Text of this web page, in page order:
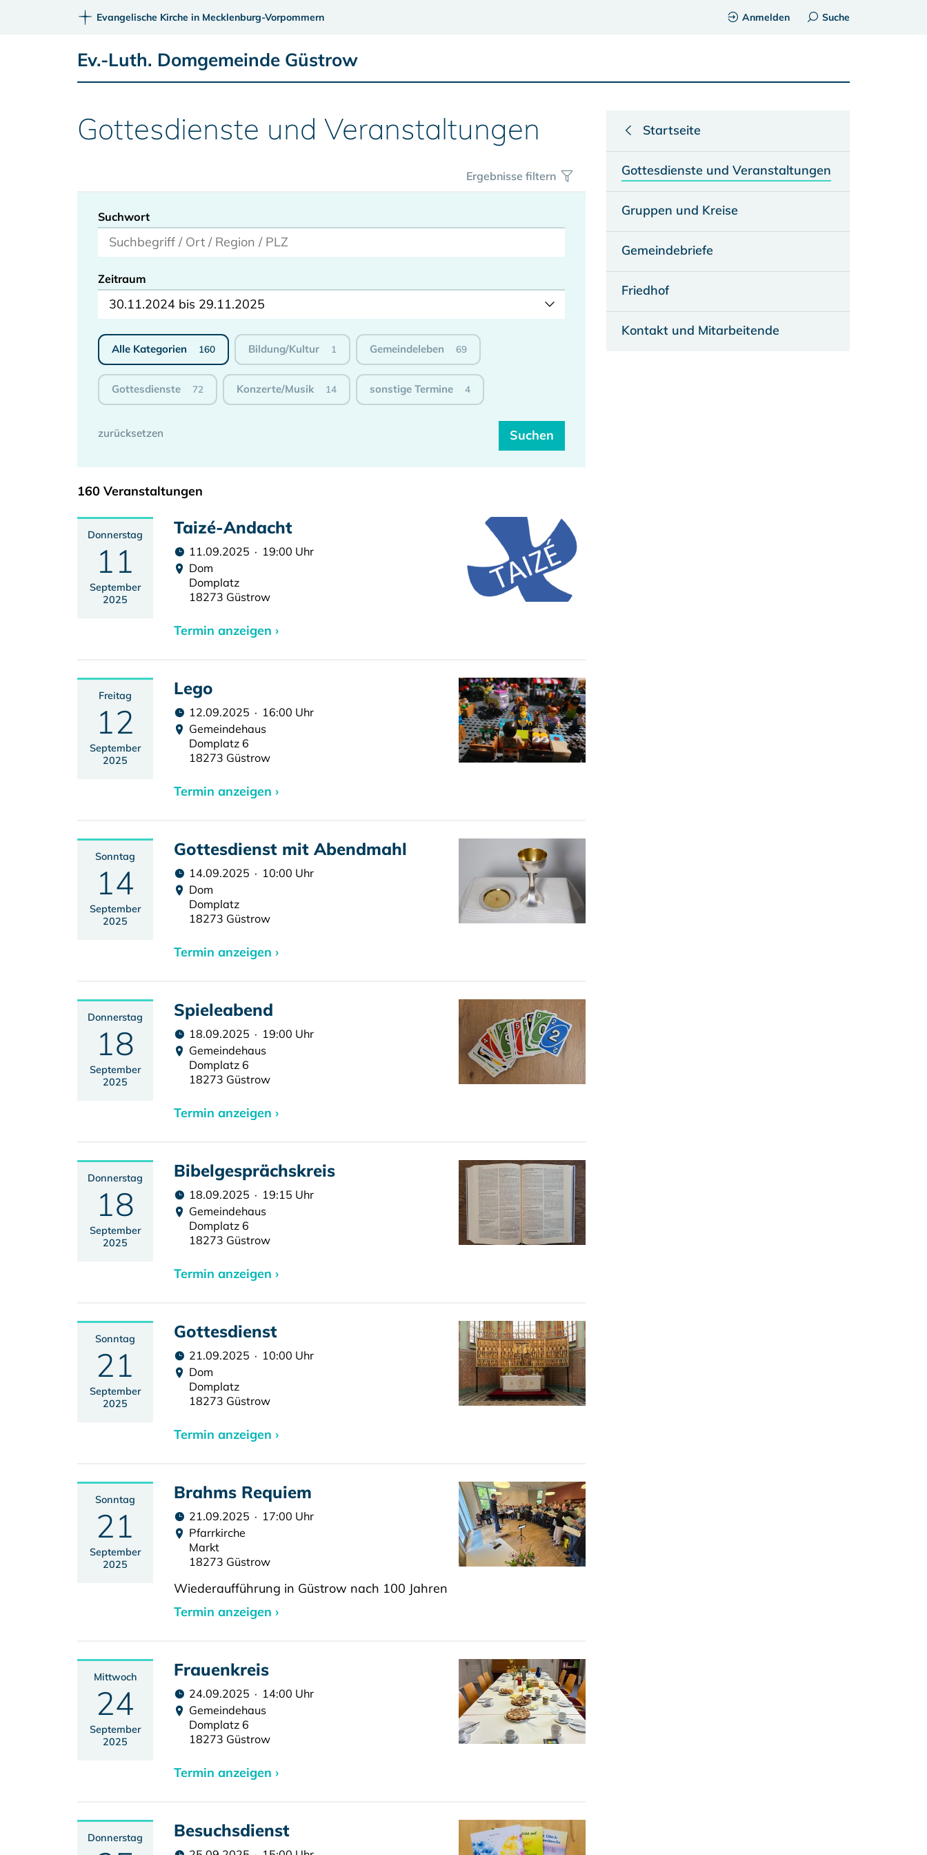
Evangelische Kirche in Mecklenburg-Vorpommern Anmelden Suche
Ev.-Luth. Domgemeinde Güstrow
Gottesdienste und Veranstaltungen
Ergebnisse filtern
Suchwort
Zeitraum
30.11.2024 bis 29.11.2025
Alle Kategorien 160 Bildung/Kultur 1 Gemeindeleben 69
Gottesdienste 72 Konzerte/Musik 14 sonstige Termine 4
160 Veranstaltungen
Donnerstag
11
September
2025
Taizé-Andacht
11.09.2025 · 19:00 Uhr
Dom
Domplatz
18273 Güstrow
Termin anzeigen ›
Freitag
12
September
2025
Lego
12.09.2025 · 16:00 Uhr
Gemeindehaus
Domplatz 6
18273 Güstrow
Termin anzeigen ›
Sonntag
14
September
2025
Gottesdienst mit Abendmahl
14.09.2025 · 10:00 Uhr
Dom
Domplatz
18273 Güstrow
Termin anzeigen ›
Donnerstag
18
September
2025
Spieleabend
18.09.2025 · 19:00 Uhr
Gemeindehaus
Domplatz 6
18273 Güstrow
Termin anzeigen ›
Donnerstag
18
September
2025
Bibelgesprächskreis
18.09.2025 · 19:15 Uhr
Gemeindehaus
Domplatz 6
18273 Güstrow
Termin anzeigen ›
Sonntag
21
September
2025
Gottesdienst
21.09.2025 · 10:00 Uhr
Dom
Domplatz
18273 Güstrow
Termin anzeigen ›
Sonntag
21
September
2025
Brahms Requiem
21.09.2025 · 17:00 Uhr
Pfarrkirche
Markt
18273 Güstrow
Wiederaufführung in Güstrow nach 100 Jahren
Termin anzeigen ›
Mittwoch
24
September
2025
Frauenkreis
24.09.2025 · 14:00 Uhr
Gemeindehaus
Domplatz 6
18273 Güstrow
Termin anzeigen ›
Donnerstag Besuchsdienst
Startseite
Gottesdienste und Veranstaltungen
Gruppen und Kreise
Gemeindebriefe
Friedhof
Kontakt und Mitarbeitende